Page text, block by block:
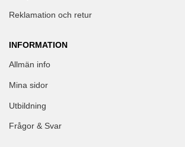
Reklamation och retur
INFORMATION
Allmän info
Mina sidor
Utbildning
Frågor & Svar